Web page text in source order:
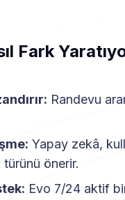
Fark
Randevu
Yapay zekâ,
türünü önerir.
Evo 7/24 aktif